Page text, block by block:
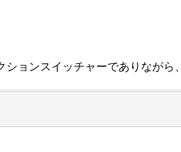
ョンスイッチャーでありなが